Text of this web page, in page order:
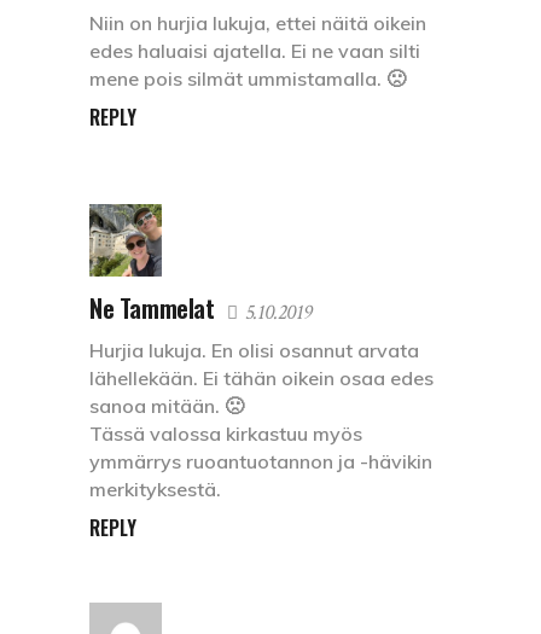
Niin on hurjia lukuja, ettei näitä oikein
edes haluaisi ajatella. Ei ne vaan silti
mene pois silmät ummistamalla. 🙁
REPLY
Ne Tammelat 5.10.2019
Hurjia lukuja. En olisi osannut arvata
lähellekään. Ei tähän oikein osaa edes
sanoa mitään. 🙁
Tässä valossa kirkastuu myös
ymmärrys ruoantuotannon ja -hävikin
merkityksestä.
REPLY